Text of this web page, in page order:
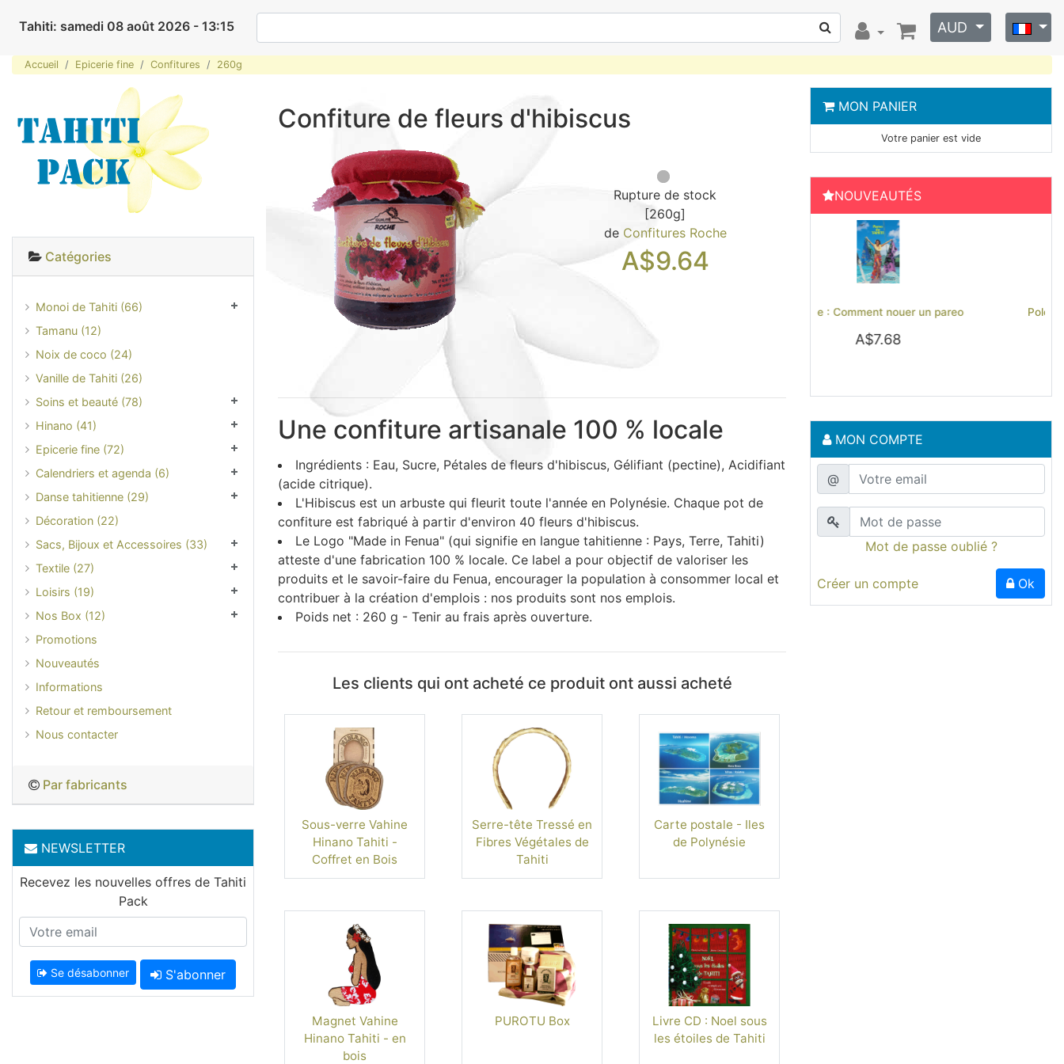
Tahiti: samedi 08 août 2026 - 13:15 AUD
Accueil Epicerie fine Confitures 260g
Confiture de fleurs d'hibiscus
Rupture de stock
[260g]
de Confitures Roche
A$9.64
Une confiture artisanale 100 % locale
Ingrédients : Eau, Sucre, Pétales de fleurs d'hibiscus, Gélifiant (pectine), Acidifiant
(acide citrique).
L'Hibiscus est un arbuste qui fleurit toute l'année en Polynésie. Chaque pot de
confiture est fabriqué à partir d'environ 40 fleurs d'hibiscus.
Le Logo "Made in Fenua" (qui signifie en langue tahitienne : Pays, Terre, Tahiti)
atteste d'une fabrication 100 % locale. Ce label a pour objectif de valoriser les
produits et le savoir-faire du Fenua, encourager la population à consommer local et
contribuer à la création d'emplois : nos produits sont nos emplois.
Poids net : 260 g - Tenir au frais après ouverture.
Les clients qui ont acheté ce produit ont aussi acheté
Sous-verre Vahine
Hinano Tahiti -
Coffret en Bois
Serre-tête Tressé en
Fibres Végétales de
Tahiti
Carte postale - Iles
de Polynésie
Magnet Vahine
Hinano Tahiti - en
bois
PUROTU Box
Livre CD : Noel sous
les étoiles de Tahiti
Catégories
Monoi de Tahiti (66)
Tamanu (12)
Noix de coco (24)
Vanille de Tahiti (26)
Soins et beauté (78)
Hinano (41)
Epicerie fine (72)
Calendriers et agenda (6)
Danse tahitienne (29)
Décoration (22)
Sacs, Bijoux et Accessoires (33)
Textile (27)
Loisirs (19)
Nos Box (12)
Promotions
Nouveautés
Informations
Retour et remboursement
Nous contacter
Par fabricants
NEWSLETTER
Recevez les nouvelles offres de Tahiti
Pack
Se désabonner S'abonner
MON PANIER
Votre panier est vide
NOUVEAUTÉS
Polo brodé Hinano Tahiti - Noir
Previous Next
MON COMPTE
@
Mot de passe oublié ?
Créer un compte Ok